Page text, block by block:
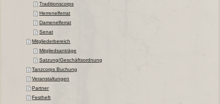
Traditionscorps
Herrenelferrat
Damenelferrat
Senat
Mitgliederbereich
Mitgliedsanträge
Satzung/Geschäftsordnung
Tanzcorps Buchung
Veranstaltungen
Partner
Festheft